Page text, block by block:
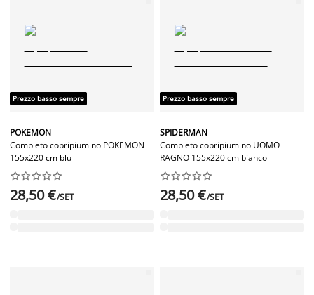
Prezzo basso sempre
POKEMON
Completo copripiumino POKEMON
155x220 cm blu






28,50 €/SET
Prezzo basso sempre
SPIDERMAN
Completo copripiumino UOMO
RAGNO 155x220 cm bianco






28,50 €/SET